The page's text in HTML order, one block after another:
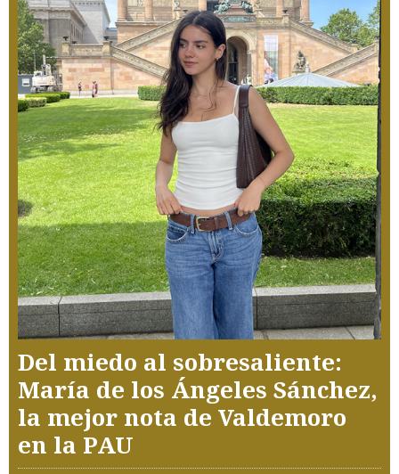
Del miedo al sobresaliente:
María de los Ángeles Sánchez,
la mejor nota de Valdemoro
en la PAU